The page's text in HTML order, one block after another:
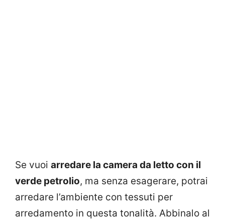
Se vuoi arredare la camera da letto con il
verde petrolio, ma senza esagerare, potrai
arredare l’ambiente con tessuti per
arredamento in questa tonalità. Abbinalo al